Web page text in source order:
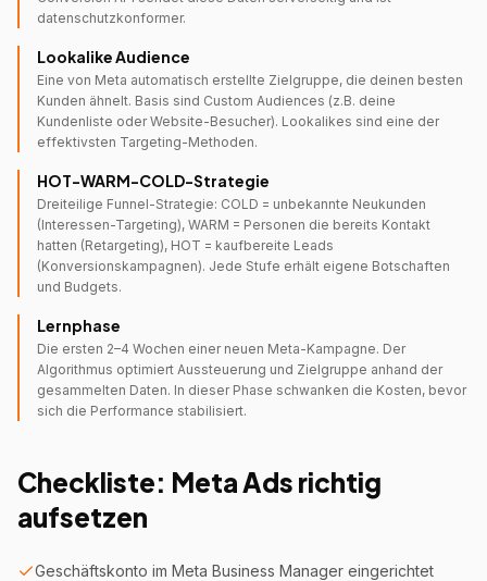
datenschutzkonformer.
Lookalike Audience
Eine von Meta automatisch erstellte Zielgruppe, die deinen besten
Kunden ähnelt. Basis sind Custom Audiences (z.B. deine
Kundenliste oder Website-Besucher). Lookalikes sind eine der
effektivsten Targeting-Methoden.
HOT-WARM-COLD-Strategie
Dreiteilige Funnel-Strategie: COLD = unbekannte Neukunden
(Interessen-Targeting), WARM = Personen die bereits Kontakt
hatten (Retargeting), HOT = kaufbereite Leads
(Konversionskampagnen). Jede Stufe erhält eigene Botschaften
und Budgets.
Lernphase
Die ersten 2–4 Wochen einer neuen Meta-Kampagne. Der
Algorithmus optimiert Aussteuerung und Zielgruppe anhand der
gesammelten Daten. In dieser Phase schwanken die Kosten, bevor
sich die Performance stabilisiert.
Checkliste: Meta Ads richtig
aufsetzen
Geschäftskonto im Meta Business Manager eingerichtet